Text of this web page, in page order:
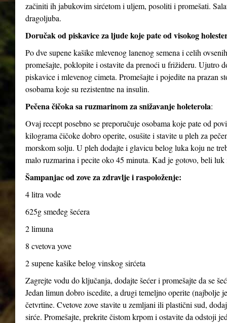
začiniti ih jabukovim sirćetom i uljem, posoliti i promešati.
dragoljuba.
Doručak od piskavice za ljude koje pate od visokog
Po dve supene kašike mlevenog lanenog semena i celih
promešajte, poklopite i ostavite da prenoći u frižideru. Ujutro
piskavice i mlevenog cimeta. Promešajte i pojedite na prazan
osobama koje su rezistentne na insulin.
Pečena čičoka sa ruzmarinom za snižavanje holeterola:
Ovaj recept posebno se preporučuje osobama koje pate od
kilograma čičoke dobro operite, osušite i stavite u pleh za
morskom solju. U pleh dodajte i glavicu belog luka koju ne
malo ruzmarina i pecite oko 45 minuta. Kad je gotovo, beli
Šampanjac od zove za zdravlje i raspoloženje:
4 litra vode
625g smeđeg šećera
2 limuna
8 cvetova yove
2 supene kašike belog vinskog sirćeta
Zagrejte vodu do ključanja, dodajte šećer i promešajte da se
Jedan limun dobro iscedite, a drugi temeljno operite (najbolje
četvrtine. Cvetove zove stavite u zemljani ili plastični sud,
sirće. Promešajte, prekrite čistom krpom i ostavite da odstoji